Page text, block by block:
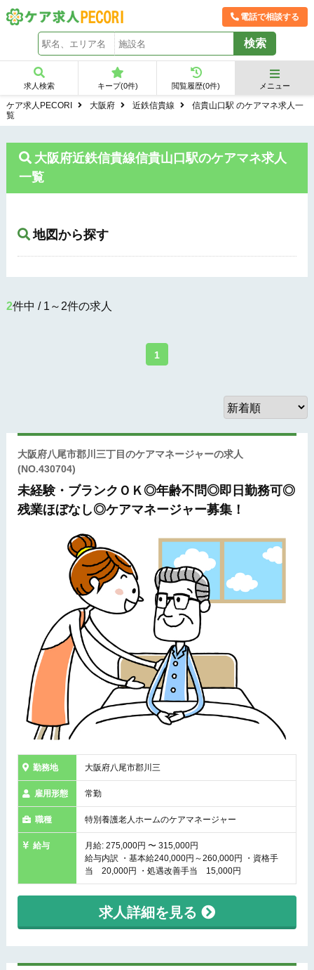
電話で相談する
求人検索 キープ(0件) 閲覧履歴(0件) メニュー
ケア求人PECORI 大阪府 近鉄信貴線
信貴山口駅 のケアマネ求人一
覧
大阪府近鉄信貴線信貴山口駅のケアマネ求人
一覧
地図から探す
2件中 / 1～2件の求人
1
大阪府八尾市郡川三丁目のケアマネージャーの求人
(NO.430704)
未経験・ブランクＯＫ◎年齢不問◎即日勤務可◎
残業ほぼなし◎ケアマネージャー募集！
勤務地 大阪府八尾市郡川三
雇用形態 常勤
職種 特別養護老人ホームのケアマネージャー
給与
月給: 275,000円 〜 315,000円
給与内訳 ・基本給240,000円～260,000円 ・資格手
当 20,000円 ・処遇改善手当 15,000円
求人詳細を見る